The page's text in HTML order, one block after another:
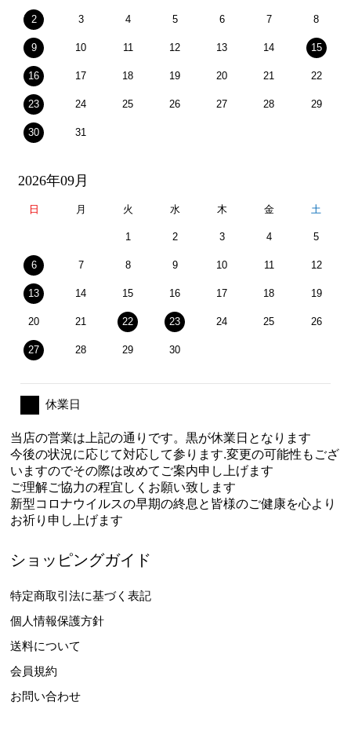
2 3 4 5 6 7 8
9 10 11 12 13 14 15
16 17 18 19 20 21 22
23 24 25 26 27 28 29
30 31
2026年09月
日 月 火 水 木 金 土
1 2 3 4 5
6 7 8 9 10 11 12
13 14 15 16 17 18 19
20 21 22 23 24 25 26
27 28 29 30
休業日
当店の営業は上記の通りです。黒が休業日となります
今後の状況に応じて対応して参ります.変更の可能性もござ
いますのでその際は改めてご案内申し上げます
ご理解ご協力の程宜しくお願い致します
新型コロナウイルスの早期の終息と皆様のご健康を心より
お祈り申し上げます
ショッピングガイド
特定商取引法に基づく表記
個人情報保護方針
送料について
会員規約
お問い合わせ